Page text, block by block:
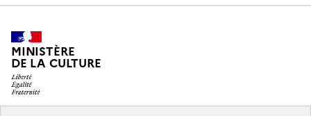
MINISTÈRE
DE LA CULTURE